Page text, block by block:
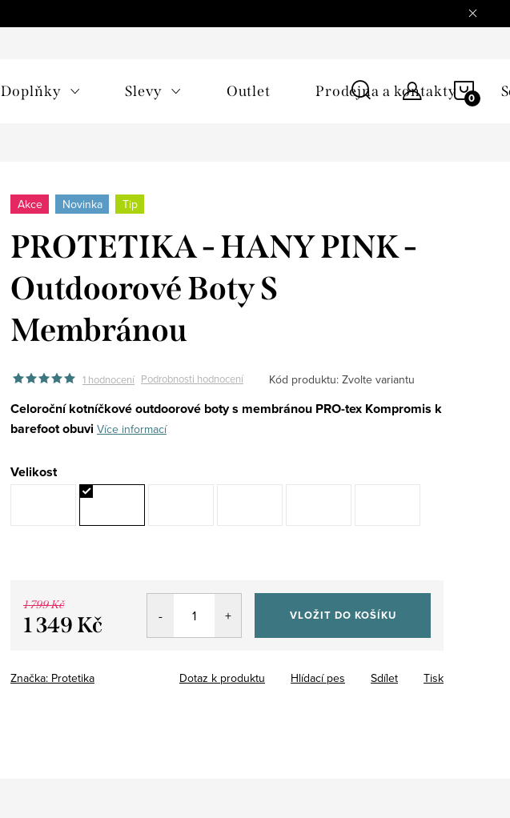
Doplňky Slevy Outlet Prodejna a kontakty
Akce Novinka Tip
PROTETIKA - HANY PINK -
Outdoorové Boty S
Membránou
1 hodnocení Podrobnosti hodnocení Kód produktu: Zvolte variantu
Celoroční kotníčkové outdoorové boty s membránou PRO-tex Kompromis k
barefoot obuvi Více informací
Velikost
1 799 Kč
1 349 Kč VLOŽIT DO KOŠÍKU
Značka: Protetika Tisk
Dotaz k produktu Hlídací pes Sdílet